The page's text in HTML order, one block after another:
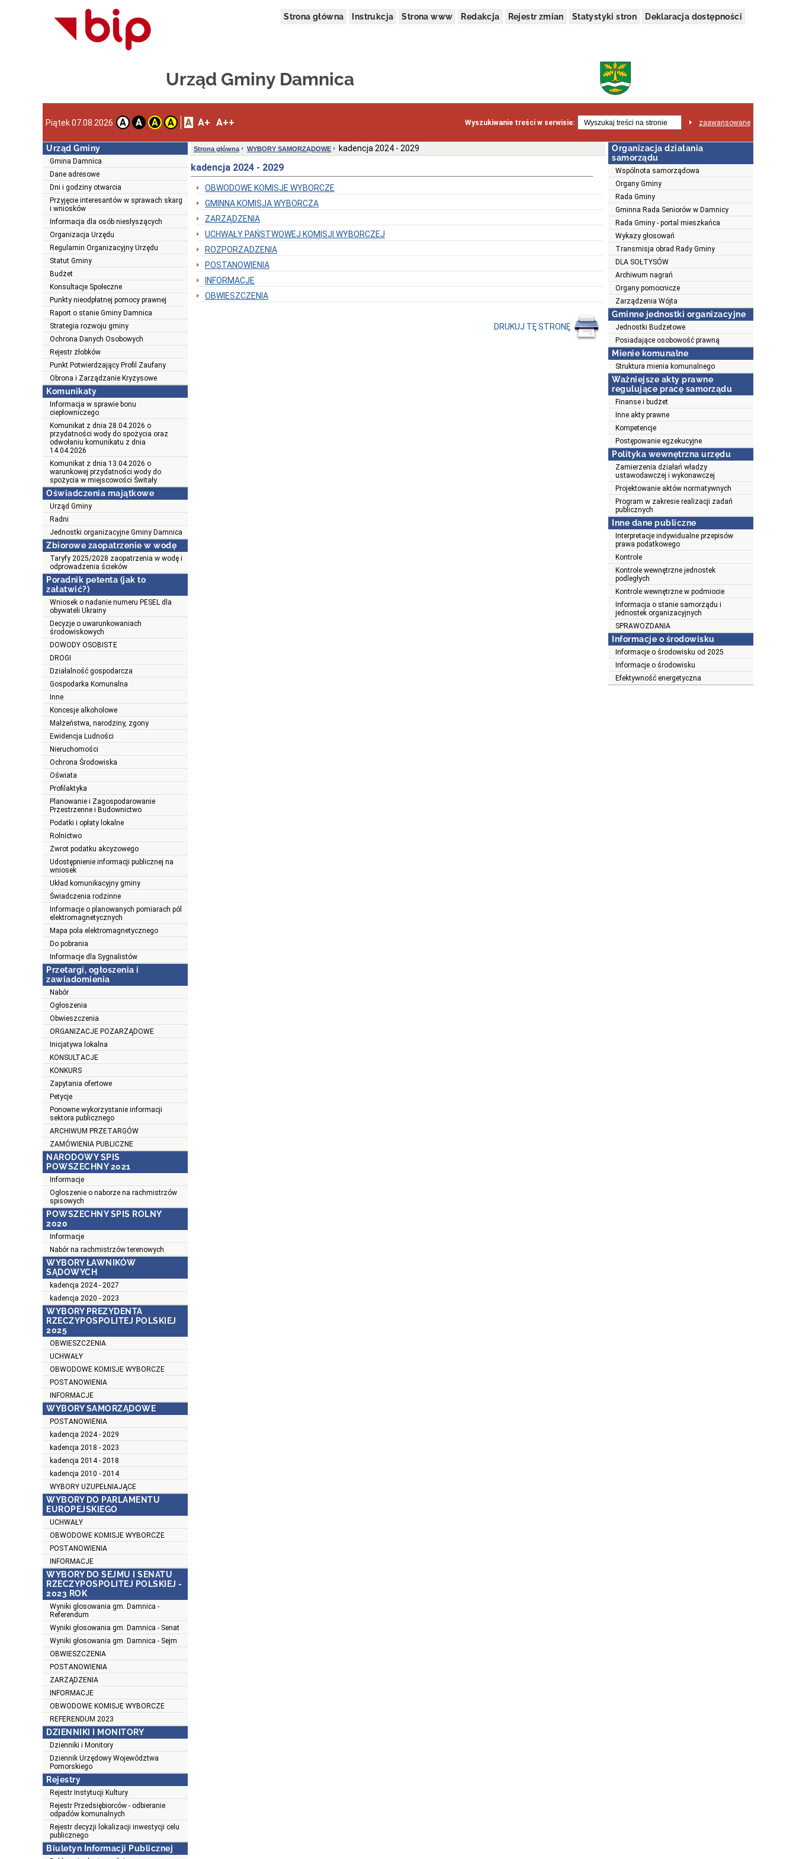
Strona główna Instrukcja Strona www Redakcja Rejestr zmian Statystyki stron Deklaracja dostępności
Urząd Gminy Damnica
Piątek 07.08.2026 A A A A A A+ A++ Wyszukiwanie treści w serwisie: zaawansowane
Urząd Gminy
Gmina Damnica
Dane adresowe
Dni i godziny otwarcia
Przyjęcie interesantów w sprawach skarg
i wniosków
Informacja dla osób niesłyszących
Organizacja Urzędu
Regulamin Organizacyjny Urzędu
Statut Gminy
Budżet
Konsultacje Społeczne
Punkty nieodpłatnej pomocy prawnej
Raport o stanie Gminy Damnica
Strategia rozwoju gminy
Ochrona Danych Osobowych
Rejestr żłobków
Punkt Potwierdzający Profil Zaufany
Obrona i Zarządzanie Kryzysowe
Komunikaty
Informacja w sprawie bonu
ciepłowniczego
Komunikat z dnia 28.04.2026 o
przydatności wody do spożycia oraz
odwołaniu komunikatu z dnia
14.04.2026
Komunikat z dnia 13.04.2026 o
warunkowej przydatności wody do
spożycia w miejscowości Świtały
Oświadczenia majątkowe
Urząd Gminy
Radni
Jednostki organizacyjne Gminy Damnica
Zbiorowe zaopatrzenie w wodę
Taryfy 2025/2028 zaopatrzenia w wodę i
odprowadzenia ścieków
Poradnik petenta (jak to
załatwić?)
Wniosek o nadanie numeru PESEL dla
obywateli Ukrainy
Decyzje o uwarunkowaniach
środowiskowych
DOWODY OSOBISTE
DROGI
Działalność gospodarcza
Gospodarka Komunalna
Inne
Koncesje alkoholowe
Małżeństwa, narodziny, zgony
Ewidencja Ludności
Nieruchomości
Ochrona Środowiska
Oświata
Profilaktyka
Planowanie i Zagospodarowanie
Przestrzenne i Budownictwo
Podatki i opłaty lokalne
Rolnictwo
Zwrot podatku akcyzowego
Udostępnienie informacji publicznej na
wniosek
Układ komunikacyjny gminy
Świadczenia rodzinne
Informacje o planowanych pomiarach pól
elektromagnetycznych
Mapa pola elektromagnetycznego
Do pobrania
Informacje dla Sygnalistów
Przetargi, ogłoszenia i
zawiadomienia
Nabór
Ogłoszenia
Obwieszczenia
ORGANIZACJE POZARZĄDOWE
Inicjatywa lokalna
KONSULTACJE
KONKURS
Zapytania ofertowe
Petycje
Ponowne wykorzystanie informacji
sektora publicznego
ARCHIWUM PRZETARGÓW
ZAMÓWIENIA PUBLICZNE
NARODOWY SPIS
POWSZECHNY 2021
Informacje
Ogłoszenie o naborze na rachmistrzów
spisowych
POWSZECHNY SPIS ROLNY
2020
Informacje
Nabór na rachmistrzów terenowych
WYBORY ŁAWNIKÓW
SĄDOWYCH
kadencja 2024 - 2027
kadencja 2020 - 2023
WYBORY PREZYDENTA
RZECZYPOSPOLITEJ POLSKIEJ
2025
OBWIESZCZENIA
UCHWAŁY
OBWODOWE KOMISJE WYBORCZE
POSTANOWIENIA
INFORMACJE
WYBORY SAMORZĄDOWE
POSTANOWIENIA
kadencja 2024 - 2029
kadencja 2018 - 2023
kadencja 2014 - 2018
kadencja 2010 - 2014
WYBORY UZUPEŁNIAJĄCE
WYBORY DO PARLAMENTU
EUROPEJSKIEGO
UCHWAŁY
OBWODOWE KOMISJE WYBORCZE
POSTANOWIENIA
INFORMACJE
WYBORY DO SEJMU I SENATU
RZECZYPOSPOLITEJ POLSKIEJ -
2023 ROK
Wyniki głosowania gm. Damnica -
Referendum
Wyniki głosowania gm. Damnica - Senat
Wyniki głosowania gm. Damnica - Sejm
OBWIESZCZENIA
POSTANOWIENIA
ZARZĄDZENIA
INFORMACJE
OBWODOWE KOMISJE WYBORCZE
REFERENDUM 2023
DZIENNIKI I MONITORY
Dzienniki i Monitory
Dziennik Urzędowy Województwa
Pomorskiego
Rejestry
Rejestr Instytucji Kultury
Rejestr Przedsiębiorców - odbieranie
odpadów komunalnych
Rejestr decyzji lokalizacji inwestycji celu
publicznego
Biuletyn Informacji Publicznej
Strona główna WYBORY SAMORZĄDOWE kadencja 2024 - 2029
kadencja 2024 - 2029
OBWODOWE KOMISJE WYBORCZE
GMINNA KOMISJA WYBORCZA
ZARZĄDZENIA
UCHWAŁY PAŃSTWOWEJ KOMISJI WYBORCZEJ
ROZPORZĄDZENIA
POSTANOWIENIA
INFORMACJE
OBWIESZCZENIA
DRUKUJ TĘ STRONĘ
Organizacja działania
samorządu
Wspólnota samorządowa
Organy Gminy
Rada Gminy
Gminna Rada Seniorów w Damnicy
Rada Gminy - portal mieszkańca
Wykazy głosowań
Transmisja obrad Rady Gminy
DLA SOŁTYSÓW
Archiwum nagrań
Organy pomocnicze
Zarządzenia Wójta
Gminne jednostki organizacyjne
Jednostki Budżetowe
Posiadające osobowość prawną
Mienie komunalne
Struktura mienia komunalnego
Ważniejsze akty prawne
regulujące pracę samorządu
Finanse i budżet
Inne akty prawne
Kompetencje
Postępowanie egzekucyjne
Polityka wewnętrzna urzędu
Zamierzenia działań władzy
ustawodawczej i wykonawczej
Projektowanie aktów normatywnych
Program w zakresie realizacji zadań
publicznych
Inne dane publiczne
Interpretacje indywidualne przepisów
prawa podatkowego
Kontrole
Kontrole wewnętrzne jednostek
podległych
Kontrole wewnętrzne w podmiocie
Informacja o stanie samorządu i
jednostek organizacyjnych
SPRAWOZDANIA
Informacje o środowisku
Informacje o środowisku od 2025
Informacje o środowisku
Efektywność energetyczna